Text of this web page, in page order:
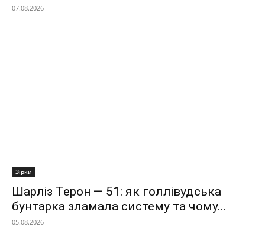
07.08.2026
Зірки
Шарліз Терон — 51: як голлівудська
бунтарка зламала систему та чому...
05.08.2026